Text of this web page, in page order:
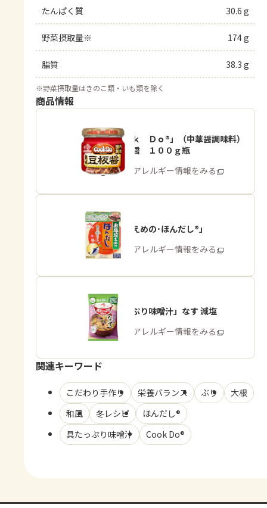
たんぱく質 30.6 g
野菜摂取量※ 174 g
脂質 38.3 g
※野菜摂取量はきのこ類・いも類を除く
商品情報
「Ｃｏｏｋ Ｄｏ®」（中華醤調味料）
熟成豆板醤 １００ｇ瓶
商品・アレルギー情報をみる
「お塩控えめの･ほんだし®」
商品・アレルギー情報をみる
「具たっぷり味噌汁」なす 減塩
商品・アレルギー情報をみる
関連キーワード
こだわり手作り 栄養バランス ぶり
大根
和風
冬レシピ
ほんだし®
具たっぷり味噌汁
Cook Do®